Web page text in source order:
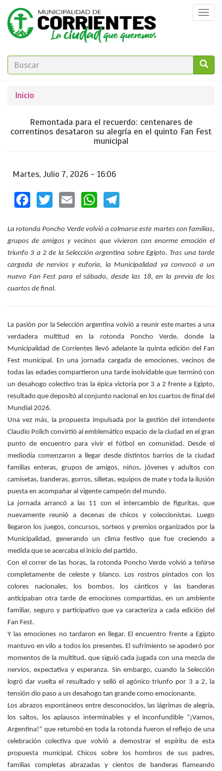
Pasar
contenido
principal
FORMULARIO
BÚSQUEDA
Se
encuentra
usted
Inicio
Remontada para el recuerdo: centenares de
correntinos desataron su alegría en el quinto Fan Fest
municipal
Martes, Julio 7, 2026 - 16:06
Facebook
TwitterEmailWhatsApp
La rotonda Poncho Verde volvió a colmarse este martes con familias,
grupos de amigos y vecinos que vivieron con enorme emoción el
triunfo 3 a 2 de la Selección argentina sobre Egipto. Tras una tarde
cargada de nervios y euforia, la Municipalidad ya convocó a un
nuevo Fan Fest para el sábado, desde las 18, en la previa de los
cuartos de final.
La pasión por la Selección argentina volvió a reunir este martes a una
verdadera multitud en la rotonda Poncho Verde, donde la
Municipalidad de Corrientes llevó adelante la quinta edición del Fan
Fest municipal. En una jornada cargada de emociones, vecinos de
todas las edades compartieron una tarde inolvidable que terminó con
un desahogo colectivo tras la épica victoria por 3 a 2 frente a Egipto,
resultado que depositó al conjunto nacional en los cuartos de final del
Mundial 2026.
Una vez más, la propuesta impulsada por la gestión del intendente
Claudio Polich convirtió al emblemático espacio de la ciudad en el gran
punto de encuentro para vivir el fútbol en comunidad. Desde el
mediodía comenzaron a llegar desde distintos barrios de la ciudad
familias enteras, grupos de amigos, niños, jóvenes y adultos con
camisetas, banderas, gorros, silletas, equipos de mate y toda la ilusión
puesta en acompañar al vigente campeón del mundo.
La jornada arrancó a las 11 con el intercambio de figuritas, que
nuevamente reunió a decenas de chicos y coleccionistas. Luego
llegaron los juegos, concursos, sorteos y premios organizados por la
Municipalidad, generando un clima festivo que fue creciendo a
medida que se acercaba el inicio del partido.
Con el correr de las horas, la rotonda Poncho Verde volvió a teñirse
completamente de celeste y blanco. Los rostros pintados con los
colores nacionales, los bombos, los cánticos y las banderas
anticipaban otra tarde de emociones compartidas, en un ambiente
familiar, seguro y participativo que ya caracteriza a cada edición del
Fan Fest.
Y las emociones no tardaron en llegar. El encuentro frente a Egipto
mantuvo en vilo a todos los presentes. El sufrimiento se apoderó por
momentos de la multitud, que siguió cada jugada con una mezcla de
nervios, expectativa y esperanza. Sin embargo, cuando la Selección
logró dar vuelta el resultado y selló el agónico triunfo por 3 a 2, la
tensión dio paso a un desahogo tan grande como emocionante.
Los abrazos espontáneos entre desconocidos, las lágrimas de alegría,
los saltos, los aplausos interminables y el inconfundible “¡Vamos,
Argentina!” que retumbó en toda la rotonda fueron el reflejo de una
celebración colectiva que volvió a demostrar el espíritu de esta
propuesta municipal. Chicos sobre los hombros de sus padres,
familias completas abrazadas y cientos de banderas flameando